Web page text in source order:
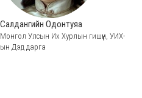
Салдангийн Одонтуяа
Монгол Улсын Их Хурлын гишүүн, УИХ-
ын Дэд дарга